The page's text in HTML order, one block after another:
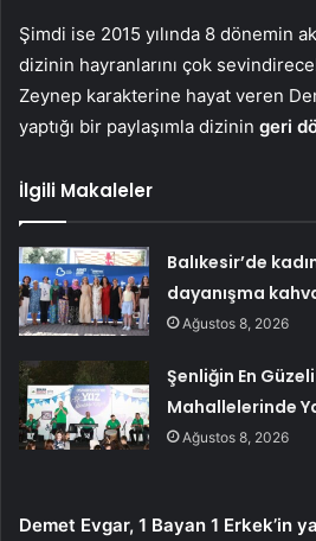
Şimdi ise 2015 yılında 8 dönemin
dizinin hayranlarını çok
Zeynep karakterine hayat veren
yaptığı bir paylaşımla dizinin geri
İlgili Makaleler
Balıkesir’de
dayanışma
Ağustos 8, 2026
Şenliğin En
Mahallelerinde
Ağustos 8, 2026
Demet Evgar, 1 Bayan 1 Erkek’in